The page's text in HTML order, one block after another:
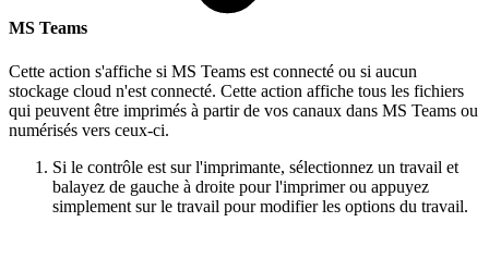
MS Teams
Cette action s'affiche si MS Teams est connecté ou si aucun
stockage cloud n'est connecté. Cette action affiche tous les fichiers
qui peuvent être imprimés à partir de vos canaux dans MS Teams ou
numérisés vers ceux-ci.
Si le contrôle est sur l'imprimante, sélectionnez un travail et
balayez de gauche à droite pour l'imprimer ou appuyez
simplement sur le travail pour modifier les options du travail.